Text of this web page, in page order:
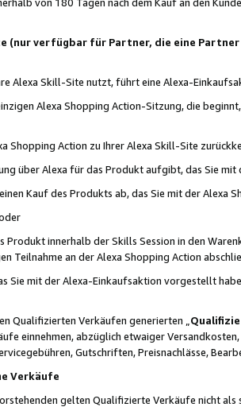
(nur verfügbar für Partner, die eine
Alexa Skill-Site nutzt, führt eine Alexa-
Alexa Shopping Action-Sitzung, die
Shopping Action zu Ihrer Alexa Skill-Site
über Alexa für das Produkt aufgibt, das Sie mit
Kauf des Produkts ab, das Sie mit der Alexa
innerhalb der Skills Session in den
Teilnahme an der Alexa Shopping Action
Sie mit der Alexa-Einkaufsaktion vorgestellt
Qualifizierten Verkäufen generierten „
einnehmen, abzüglich etwaiger
Gutschriften, Preisnachlässe,
Verkäufe
gelten Qualifizierte Verkäufe nicht